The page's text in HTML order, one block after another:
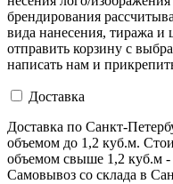
брендирования
вида нанесения, тиража и
отправить корзину с
написать нам и
Доставка
Доставка по Санкт-
объемом до 1,2 куб.м.
объемом свыше 1,2 куб.м -
Самовывоз со склада в